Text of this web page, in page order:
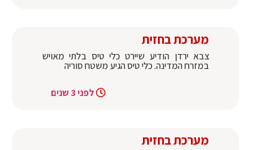
מערכת בחזית
צבא ירדן הודיע שיירט כלי טיס בלתי מאויש
במזרח המדינה. כלי טיס הגיע משטח סוריה
לפני 3 שנים
מערכת בחזית